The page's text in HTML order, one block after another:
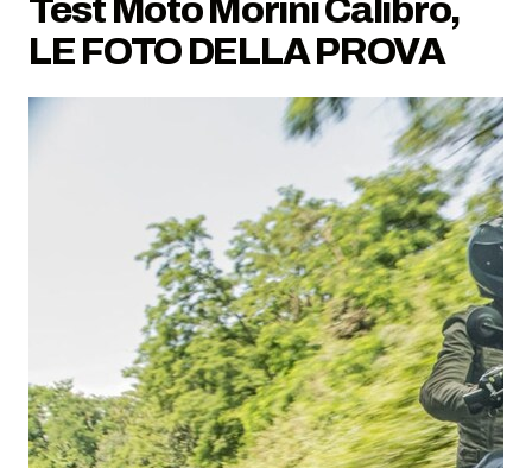
Test Moto Morini Calibro,
LE FOTO DELLA PROVA